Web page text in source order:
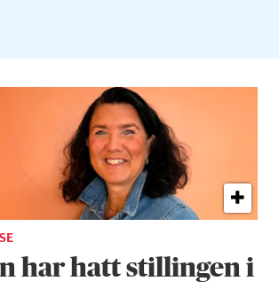
har hatt stillingen i